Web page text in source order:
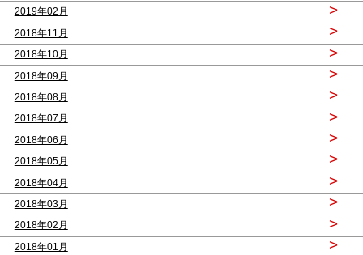
2019年02月 >
2018年11月 >
2018年10月 >
2018年09月 >
2018年08月 >
2018年07月 >
2018年06月 >
2018年05月 >
2018年04月 >
2018年03月 >
2018年02月 >
2018年01月 >